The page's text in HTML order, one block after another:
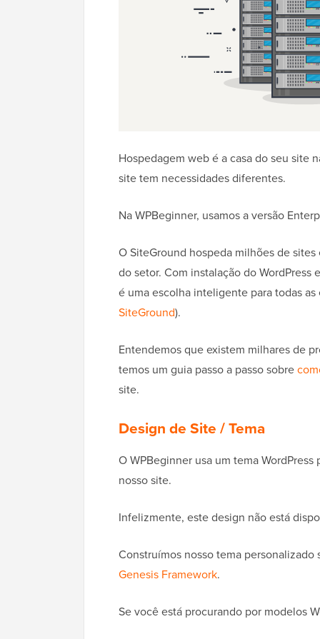
Hospedagem web é a casa do seu site
site tem necessidades diferentes.
Na WPBeginner, usamos a versão
O SiteGround hospeda milhões de
do setor. Com instalação do
é uma escolha inteligente para todas
SiteGround).
Entendemos que existem milhares de
temos um guia passo a passo sobre
site.
Design de Site / Tema
O WPBeginner usa um tema
nosso site.
Infelizmente, este design não está
Construímos nosso tema
Genesis Framework.
Se você está procurando por modelos